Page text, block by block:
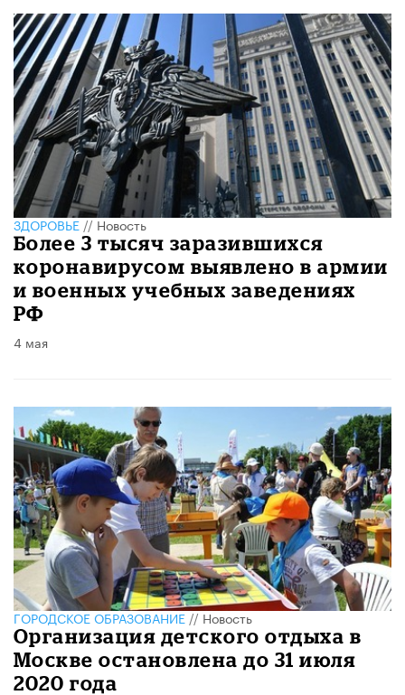
ЗДОРОВЬЕ//Новость
Более 3 тысяч заразившихся
коронавирусом выявлено в армии
и военных учебных заведениях
РФ
4 мая
ГОРОДСКОЕ ОБРАЗОВАНИЕ//Новость
Организация детского отдыха в
Москве остановлена до 31 июля
2020 года